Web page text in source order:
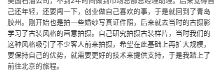
己还年轻，还要闯一下，创业做自己喜欢的事，于是就回到了青岛
胶州。刚开始也是拍一些婚纱写真证件照，后来就去当时的古摄影
学习了古装风格的画意拍摄。自己研究拍摄古装样片，当时我们的
这种风格吸引了不少客人前来拍摄，希望在此基础上再扩大规模，
要保持自己的优势，就需要更好的技术来提供支持，于是我踏上了
前往北京的旅程。